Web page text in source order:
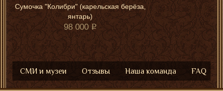
Сумочка "Колибри" (карельская берёза,
янтарь)
98 000
СМИ и музеи Отзывы Наша команда FAQ